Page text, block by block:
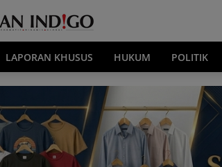
LAPORAN KHUSUS HUKUM POLITIK